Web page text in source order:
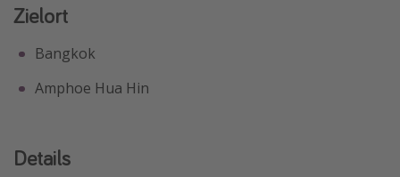
Zielort
Bangkok
Amphoe Hua Hin
Details